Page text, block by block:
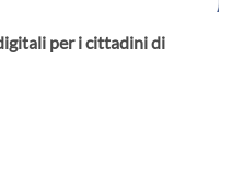
per i cittadini di